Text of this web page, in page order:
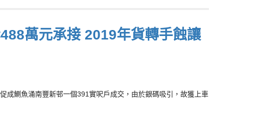
萬元承接 2019年貨轉手蝕讓
成鰂魚涌南豐新邨一個391實呎戶成交，由於銀碼吸引，故獲上車